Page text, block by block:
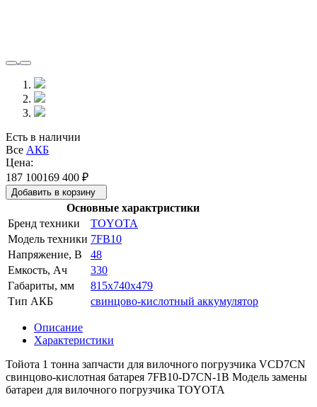
Есть в наличии
Все АКБ
Цена:
187 100169 400 ₽
Добавить в корзину
Основные характристики
Бренд техники
TOYOTA
Модель техники 7FB10
Напряжение, В
48
Емкость, Ач
330
Габариты, мм
815x740x479
Тип АКБ
свинцово-кислотный аккумулятор
Описание
Характеристики
Тойота 1 тонна запчасти для вилочного погрузчика VCD7CN
свинцово-кислотная батарея 7FB10-D7CN-1B Модель замены
батареи для вилочного погрузчика TOYOTA